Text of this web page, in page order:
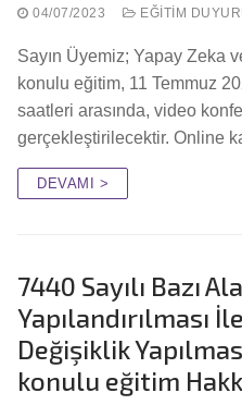
04/07/2023 EĞITIM
Sayın Üyemiz; Yapay Zeka
konulu eğitim, 11 Temmuz
saatleri arasında, video
gerçekleştirilecektir. Online
DEVAMI >
7440 Sayılı Bazı
Yapılandırılması
Değişiklik
konulu eğitim